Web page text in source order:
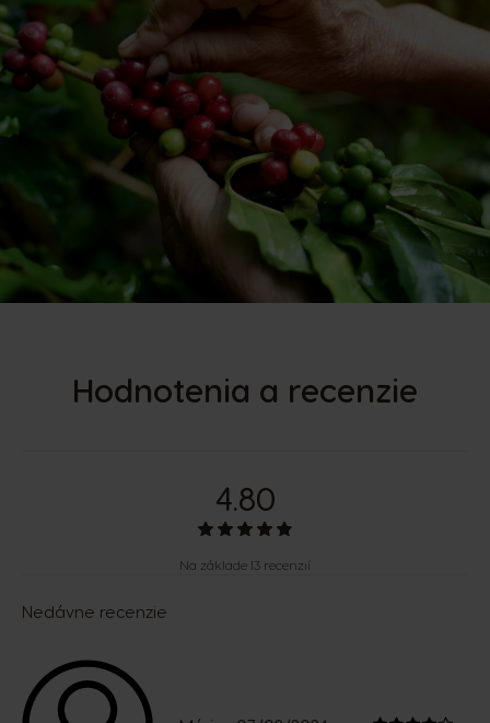
Hodnotenia a recenzie
4.80
Na základe 13 recenzií
Nedávne recenzie